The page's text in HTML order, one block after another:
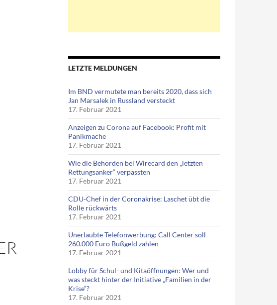
LETZTE MELDUNGEN
Im BND vermutete man bereits 2020, dass sich
Jan Marsalek in Russland versteckt
17. Februar 2021
Anzeigen zu Corona auf Facebook: Profit mit
Panikmache
17. Februar 2021
Wie die Behörden bei Wirecard den „letzten
Rettungsanker“ verpassten
17. Februar 2021
CDU-Chef in der Coronakrise: Laschet übt die
Rolle rückwärts
17. Februar 2021
Unerlaubte Telefonwerbung: Call Center soll
260.000 Euro Bußgeld zahlen
17. Februar 2021
Lobby für Schul- und Kitaöffnungen: Wer und
was steckt hinter der Initiative „Familien in der
Krise“?
17. Februar 2021